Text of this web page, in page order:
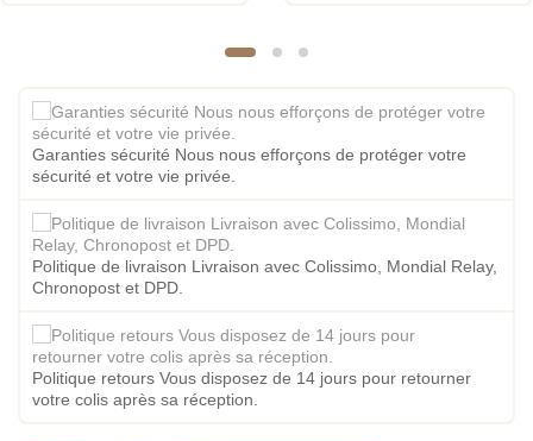
Garanties sécurité Nous nous efforçons de protéger votre
sécurité et votre vie privée.
Politique de livraison Livraison avec Colissimo, Mondial Relay,
Chronopost et DPD.
Politique retours Vous disposez de 14 jours pour retourner
votre colis après sa réception.